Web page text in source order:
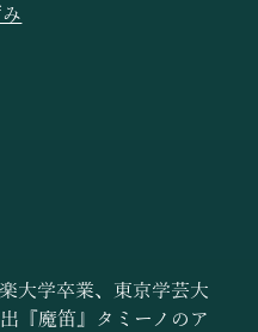
大学卒業、東京学芸大
『魔笛』タミーノのア